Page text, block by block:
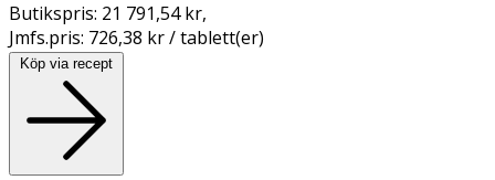
Butikspris: 21 791,54 kr,
Jmfs.pris: 726,38 kr / tablett(er)
Köp via recept